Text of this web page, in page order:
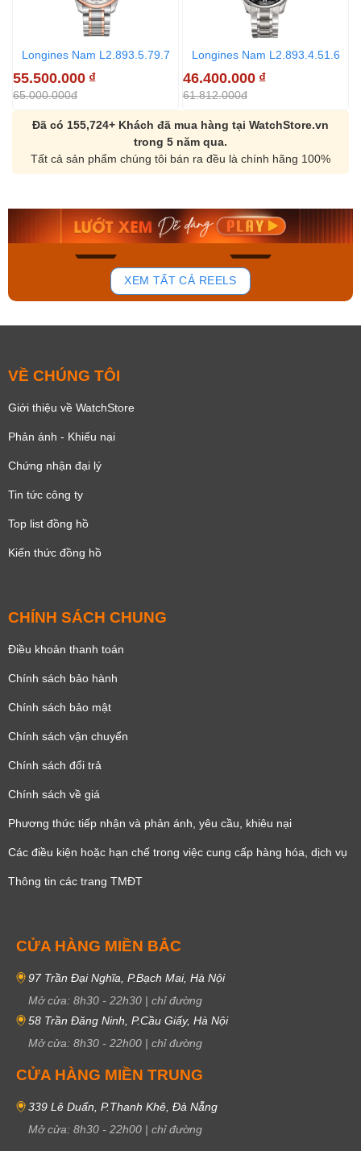
Longines Nam L2.893.5.79.7
55.500.000 ₫
65.000.000đ
Longines Nam L2.893.4.51.6
46.400.000 ₫
61.812.000đ
Đã có 155,724+ Khách đã mua hàng tại WatchStore.vn
trong 5 năm qua.
Tất cả sản phẩm chúng tôi bán ra đều là chính hãng 100%
136
Orient Nam RA-
Mua ngay
Casio Nam MTS-
Mua ngay
XEM TẤT CẢ REELS
VỀ CHÚNG TÔI
Giới thiệu về WatchStore
Phản ánh - Khiếu nại
Chứng nhận đại lý
Tin tức công ty
Top list đồng hồ
Kiến thức đồng hồ
CHÍNH SÁCH CHUNG
Điều khoản thanh toán
Chính sách bảo hành
Chính sách bảo mật
Chính sách vận chuyển
Chính sách đổi trả
Chính sách về giá
Phương thức tiếp nhận và phản ánh, yêu cầu, khiêu nại
Các điều kiện hoặc hạn chế trong việc cung cấp hàng hóa, dịch vụ
Thông tin các trang TMĐT
CỬA HÀNG MIỀN BẮC
97 Trần Đại Nghĩa, P.Bạch Mai, Hà Nội
Mở cửa: 8h30 - 22h30 | chỉ đường
58 Trần Đăng Ninh, P.Cầu Giấy, Hà Nội
Mở cửa: 8h30 - 22h00 | chỉ đường
CỬA HÀNG MIỀN TRUNG
339 Lê Duẩn, P.Thanh Khê, Đà Nẵng
Mở cửa: 8h30 - 22h00 | chỉ đường